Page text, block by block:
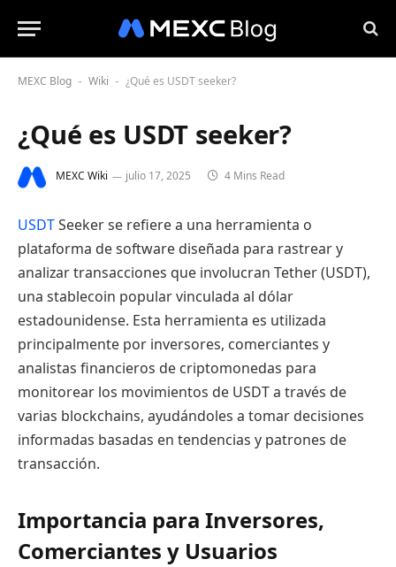
MEXC Blog - Wiki - ¿Qué es USDT seeker?
¿Qué es USDT seeker?
MEXC Wiki julio 17, 2025 4 Mins Read
USDTSeeker se refiere a una herramienta o
plataforma de software diseñada para rastrear y
analizar transacciones que involucran Tether (USDT),
una stablecoin popular vinculada al dólar
estadounidense. Esta herramienta es utilizada
principalmente por inversores, comerciantes y
analistas financieros de criptomonedas para
monitorear los movimientos de USDT a través de
varias blockchains, ayudándoles a tomar decisiones
informadas basadas en tendencias y patrones de
transacción.
Importancia para Inversores,
Comerciantes y Usuarios